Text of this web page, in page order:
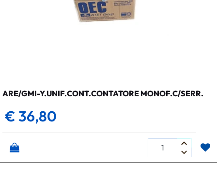
ARE/GMI-Y.UNIF.CONT.CONTATORE MONOF.C/SERR.
€ 36,80
Quantità